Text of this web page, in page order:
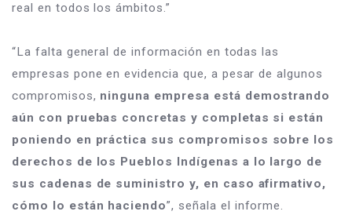
real en todos los ámbitos.”
“La falta general de información en todas las
empresas pone en evidencia que, a pesar de algunos
compromisos, ninguna empresa está demostrando
aún con pruebas concretas y completas si están
poniendo en práctica sus compromisos sobre los
derechos de los Pueblos Indígenas a lo largo de
sus cadenas de suministro y, en caso afirmativo,
cómo lo están haciendo”, señala el informe.